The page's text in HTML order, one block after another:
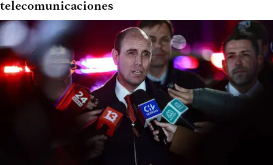
telecomunicaciones